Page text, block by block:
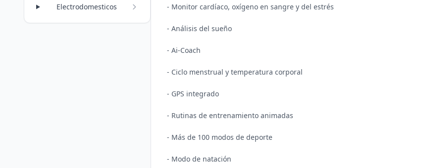
Electrodomesticos
- Monitor cardíaco, oxígeno en sangre y del estrés
- Análisis del sueño
- Ai-Coach
- Ciclo menstrual y temperatura corporal
- GPS integrado
- Rutinas de entrenamiento animadas
- Más de 100 modos de deporte
- Modo de natación